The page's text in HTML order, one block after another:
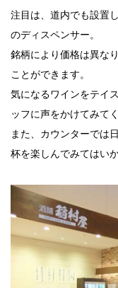
注目は、道内でも設置
のディスペンサー。
銘柄により価格は異な
ことができます。
気になるワインをテイ
ッフに声をかけてみて
また、カウンターでは
杯を楽しんでみてはい